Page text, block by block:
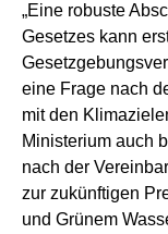
„Eine robuste
Gesetzes kann
eine Frage nach
mit den
Ministerium auch
nach der
zur zukünftigen
und Grünem